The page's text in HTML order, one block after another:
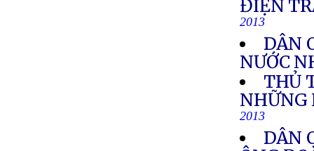
ĐIỆN
2013
DÂN
NƯỚC
THỦ
NHỮNG
2013
DÂN